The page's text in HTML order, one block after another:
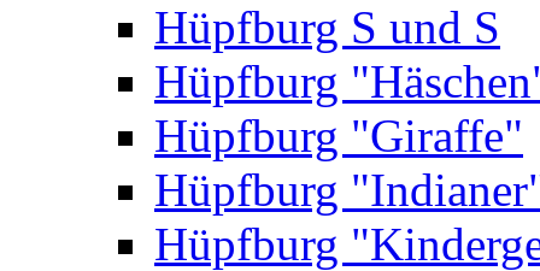
Hüpfburg S und S
Hüpfburg
Hüpfburg "Giraffe"
Hüpfburg
Hüpfburg